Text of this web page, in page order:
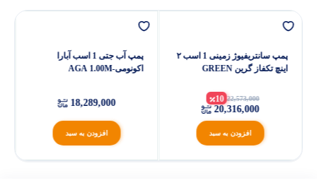
پمپ سانتریفیوژ زمینی 1 اسب ۲
اینچ تکفاز گرین GREEN
افزودن به سبد
22,573,000
10
20,316,000
پمپ آب جتی 1 اسب آبارا
اکونومیAGA 1.00M-
افزودن به سبد
18,289,000